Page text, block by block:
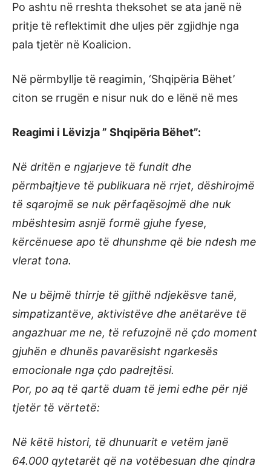
Po ashtu në rreshta theksohet se ata janë në
pritje të reflektimit dhe uljes për zgjidhje nga
pala tjetër në Koalicion.
Në përmbyllje të reagimin, ‘Shqipëria Bëhet’
citon se rrugën e nisur nuk do e lënë në mes
Reagimi i Lëvizja ” Shqipëria Bëhet”:
Në dritën e ngjarjeve të fundit dhe
përmbajtjeve të publikuara në rrjet, dëshirojmë
të sqarojmë se nuk përfaqësojmë dhe nuk
mbështesim asnjë formë gjuhe fyese,
kërcënuese apo të dhunshme që bie ndesh me
vlerat tona.
Ne u bëjmë thirrje të gjithë ndjekësve tanë,
simpatizantëve, aktivistëve dhe anëtarëve të
angazhuar me ne, të refuzojnë në çdo moment
gjuhën e dhunës pavarësisht ngarkesës
emocionale nga çdo padrejtësi.
Por, po aq të qartë duam të jemi edhe për një
tjetër të vërtetë:
Në këtë histori, të dhunuarit e vetëm janë
64.000 qytetarët që na votëbesuan dhe qindra